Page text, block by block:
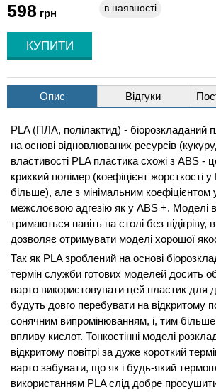
598 грн в наявності
Опис Відгуки
PLA (ПЛА, полілактид) - біорозкладаний
на основі відновлюваних ресурсів
властивості PLA пластика схожі з ABS -
крихкий полімер (коефіцієнт жорсткості у
більше), але з мінімальним коефіцієнтом
межслоєвою адгезію як у ABS +. Моделі
тримаються навіть на столі без підігріву,
дозволяє отримувати моделі хорошої
Так як PLA зроблений на основі
термін служби готових моделей досить
варто використовувати цей пластик для
будуть довго перебувати на відкритому
сонячним випромінюванням, і, тим більше
впливу кислот. Тонкостінні моделі
відкритому повітрі за дуже короткий
варто забувати, що як і будь-який
використанням PLA слід добре